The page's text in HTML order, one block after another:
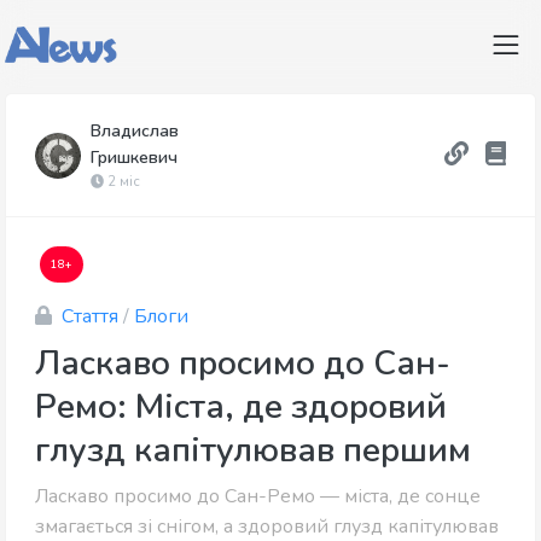
Владислав
Гришкевич
2 міс
18+
Стаття / Блоги
Ласкаво просимо до Сан-
Ремо: Міста, де здоровий
глузд капітулював першим
Ласкаво просимо до Сан-Ремо — міста, де сонце
змагається зі снігом, а здоровий глузд капітулював